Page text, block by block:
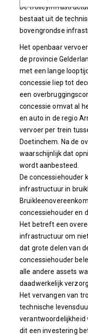
De
bestaat uit de
bovengrondse
Het openbaar
de provincie
met een lange
concessie liep tot
een
concessie omvat al
en auto in de regio
vervoer per trein
Doetinchem. Na de
waarschijnlijk dat
wordt aanbesteed.
De concessiehouder
infrastructuur in
concessiehouder en
Het betreft een
infrastructuur om
dat grote delen van
concessiehouder
alle andere assets
daadwerkelijk
Het vervangen van
technische
verantwoordelijkheid
dit een investering